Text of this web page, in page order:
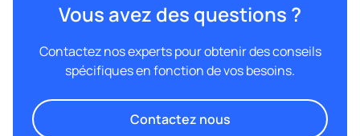
Vous avez des questions ?
Contactez nos experts pour obtenir des conseils
spécifiques en fonction de vos besoins.
Contactez nous